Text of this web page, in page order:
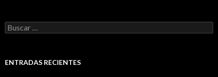
B
u
a
ENTRADAS RECIENTES